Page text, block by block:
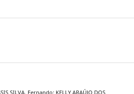
SILVA, Fernando; KELLY ARAÚJO DOS